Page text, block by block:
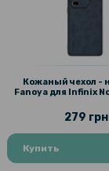
Защитное стекло
заднюю камеру
Защитное стекло
Black
Кожаный чехол -
Fanoya для Infinix
279 грн
Купить